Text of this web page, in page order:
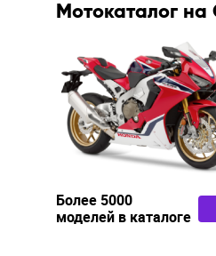
Мотокаталог на
Более 5000
моделей в каталоге